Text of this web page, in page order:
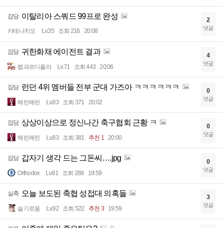
잡담 이탈리아 스쿼드 99프로 완성
카테나치오 Lv.35 조회 216 20:08
2
댓글
잡담 귀한화채 에이전트 결과
펩과르디올라 Lv.71 조회 443 20:06
4
댓글
잡담 런던 4위 멤버들 전부 군대 가즈아 ㅋㅋㅋㅋㅋㅋ
해린해린 Lv.83 조회 371 20:02
0
댓글
잡담 상상이상으로 정신나간 축구협회 근황 ㅋ
해린해린 Lv.83 조회 381 추천 1 20:00
0
댓글
잡담 갑자기 생각 드는 그돈씨….jpg
Orthodox Lv.81 조회 288 19:59
0
댓글
실축 오늘 보도된 축협 성접대 의혹들
슬기로움 Lv.92 조회 522 추천 3 19:59
3
댓글